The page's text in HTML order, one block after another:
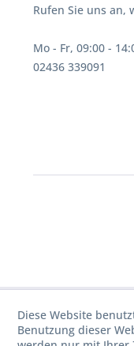
Rufen Sie uns an,
Mo - Fr, 09:00 -
02436 339091
Diese Website
Benutzung dieser